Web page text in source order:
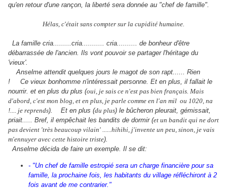
qu'en retour d'une rançon, la liberté sera donnée au "chef de famille".
Hélas, c'était sans compter sur la cupidité humaine.
La famille cria.........cria........... cria.......... de bonheur d'être
débarrassée de l'ancien. Ils vont pouvoir se partager l'héritage du
'vieux'.
Anselme attendit quelques jours le magot de son rapt...... Rien
! Ce vieux bonhomme n'intéressait personne. Et en plus, il fallait le
nourrir. et en plus du plus (oui, je sais ce n'est pas bien français. Mais
d'abord, c'est mon blog, et en plus, je parle comme en l'an mil ou 1020, na
!.... je reprends). Et en plus (du plus) le bûcheron pleurait, gémissait,
priait..... Bref, il empêchait les bandits de dormir (et un bandit qui ne dort
pas devient 'très beaucoup vilain' ......hihihi, j'invente un peu, sinon, je vais
m'ennuyer avec cette histoire triste).
Anselme décida de faire un exemple. Il se dit:
- "Un chef de famille estropié sera un charge financière pour sa
famille, la prochaine fois, les habitants du village réfléchiront à 2
fois avant de me contrarier."